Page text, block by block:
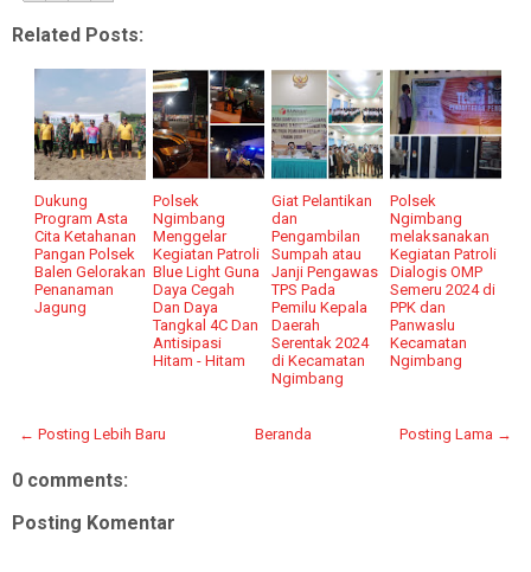
Related Posts:
Dukung
Program Asta
Cita Ketahanan
Pangan Polsek
Balen Gelorakan
Penanaman
Jagung
Polsek
Ngimbang
Menggelar
Kegiatan Patroli
Blue Light Guna
Daya Cegah
Dan Daya
Tangkal 4C Dan
Antisipasi
Hitam - Hitam
Giat Pelantikan
dan
Pengambilan
Sumpah atau
Janji Pengawas
TPS Pada
Pemilu Kepala
Daerah
Serentak 2024
di Kecamatan
Ngimbang
Polsek
Ngimbang
melaksanakan
Kegiatan Patroli
Dialogis OMP
Semeru 2024 di
PPK dan
Panwaslu
Kecamatan
Ngimbang
← Posting Lebih Baru Posting Lama →
Beranda
0 comments:
Posting Komentar